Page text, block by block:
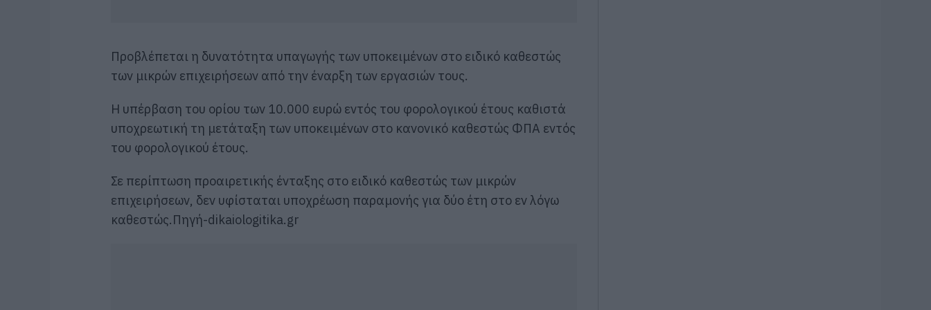
Προβλέπεται η δυνατότητα υπαγωγής των υποκειμένων στο ειδικό καθεστώς
των μικρών επιχειρήσεων από την έναρξη των εργασιών τους.
Η υπέρβαση του ορίου των 10.000 ευρώ εντός του φορολογικού έτους καθιστά
υποχρεωτική τη μετάταξη των υποκειμένων στο κανονικό καθεστώς ΦΠΑ εντός
του φορολογικού έτους.
Σε περίπτωση προαιρετικής ένταξης στο ειδικό καθεστώς των μικρών
επιχειρήσεων, δεν υφίσταται υποχρέωση παραμονής για δύο έτη στο εν λόγω
καθεστώς.Πηγή-dikaiologitika.gr